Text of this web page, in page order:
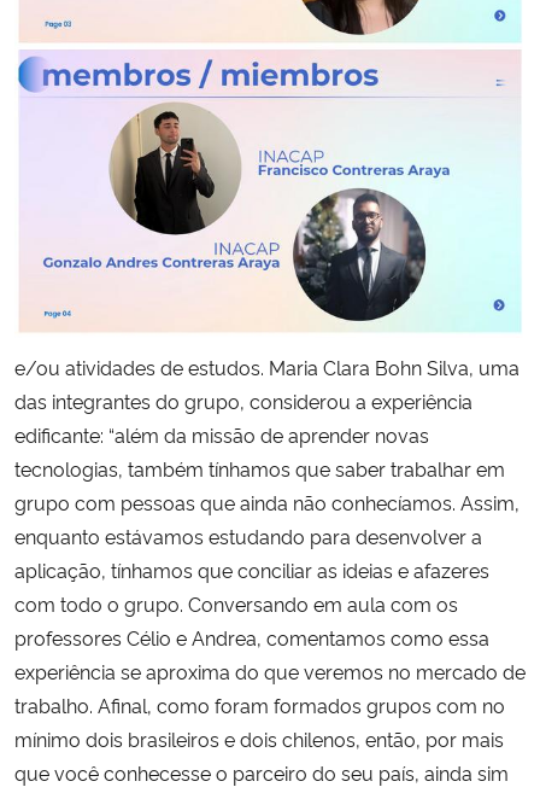
e/ou atividades de estudos. Maria Clara Bohn Silva, uma
das integrantes do grupo, considerou a experiência
edificante: “além da missão de aprender novas
tecnologias, também tínhamos que saber trabalhar em
grupo com pessoas que ainda não conhecíamos. Assim,
enquanto estávamos estudando para desenvolver a
aplicação, tínhamos que conciliar as ideias e afazeres
com todo o grupo. Conversando em aula com os
professores Célio e Andrea, comentamos como essa
experiência se aproxima do que veremos no mercado de
trabalho. Afinal, como foram formados grupos com no
mínimo dois brasileiros e dois chilenos, então, por mais
que você conhecesse o parceiro do seu país, ainda sim